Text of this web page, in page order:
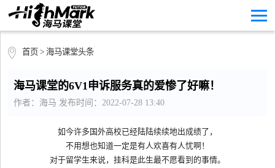
首页 > 海马课堂头条
海马课堂的6V1申诉服务真的爱惨了好嘛！
作者：海马 发布时间：2022-07-28 13:40
如今许多国外高校已经陆陆续续地出成绩了，
不用想也知道一定是有人欢喜有人忧啊！
对于留学生来说，挂科是此生最不愿看到的事情。